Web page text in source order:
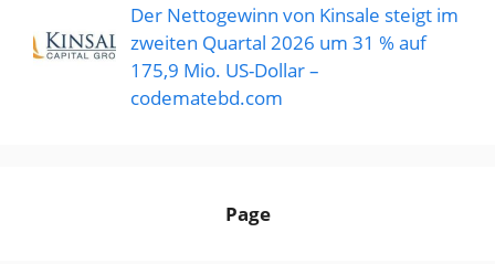
Der Nettogewinn von Kinsale steigt im
zweiten Quartal 2026 um 31 % auf
175,9 Mio. US-Dollar –
codematebd.com
Page